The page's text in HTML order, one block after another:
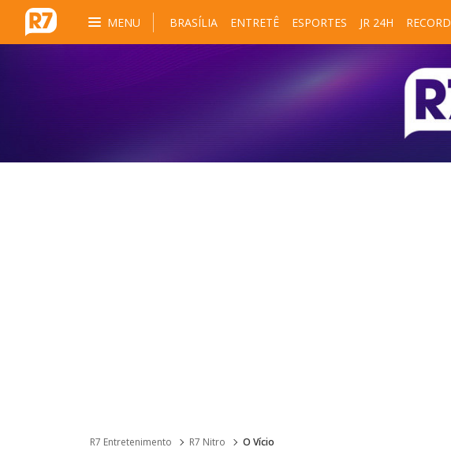
MENU BRASÍLIA ENTRETÊ ESPORTES JR 24H RECORD
R7 Entretenimento R7 Nitro O Vício